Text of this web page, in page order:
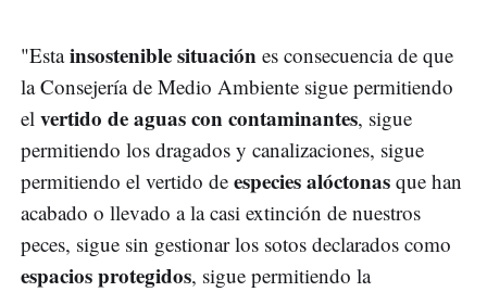
"Estainsostenible situación es consecuencia de que
la Consejería de Medio Ambiente sigue permitiendo
el vertido de aguas con contaminantes, sigue
permitiendo los dragados y canalizaciones, sigue
permitiendo el vertido de especies alóctonas que han
acabado o llevado a la casi extinción de nuestros
peces, sigue sin gestionar los sotos declarados como
espacios protegidos, sigue permitiendo la